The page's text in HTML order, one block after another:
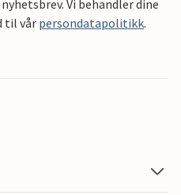
Vi behandler dine
til vår persondatapolitikk.